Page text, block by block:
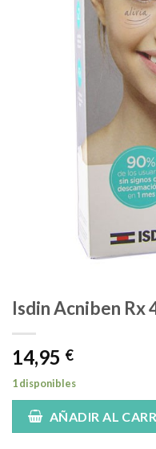
Isdin Acniben Rx
14,95 €
1 disponibles
AÑADIR AL